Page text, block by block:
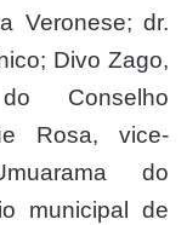
Veronese; dr.
Divo Zago,
Conselho
Rosa, vice-
do
municipal de